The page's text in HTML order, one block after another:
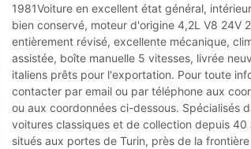
1981Voiture en excellent état général,
bien conservé, moteur d'origine 4,2L V8 24V
entièrement révisé, excellente mécanique,
assistée, boîte manuelle 5 vitesses, livrée
italiens prêts pour l'exportation. Pour toute
contacter par email ou par téléphone aux
ou aux coordonnées ci-dessous. Spécialisés
voitures classiques et de collection depuis 40
situés aux portes de Turin, près de la